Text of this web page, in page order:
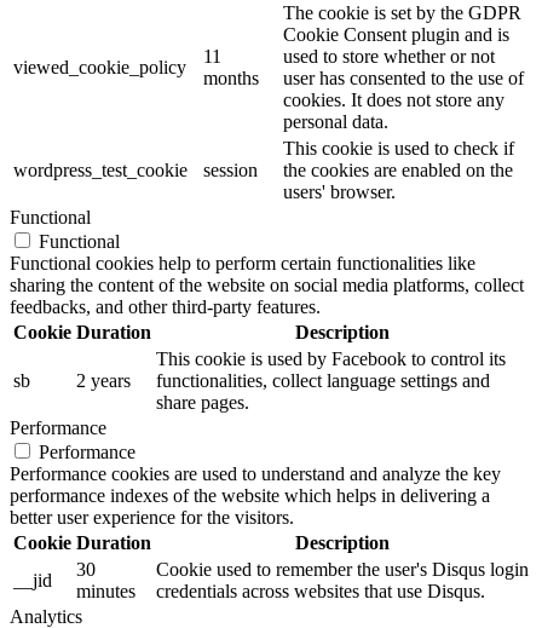
viewed_cookie_policy
11
months
The cookie is set by the GDPR
Cookie Consent plugin and is
used to store whether or not
user has consented to the use of
cookies. It does not store any
personal data.
wordpress_test_cookie session
This cookie is used to check if
the cookies are enabled on the
users' browser.
Functional
Functional
Functional cookies help to perform certain functionalities like
sharing the content of the website on social media platforms, collect
feedbacks, and other third-party features.
Cookie Duration Description
sb 2 years
This cookie is used by Facebook to control its
functionalities, collect language settings and
share pages.
Performance
Performance
Performance cookies are used to understand and analyze the key
performance indexes of the website which helps in delivering a
better user experience for the visitors.
Cookie Duration
Description
__jid
30
minutes
Cookie used to remember the user's Disqus login
credentials across websites that use Disqus.
Analytics